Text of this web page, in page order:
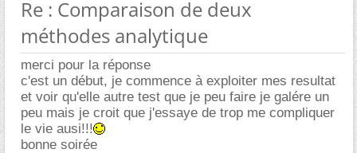
Re : Comparaison de deux
méthodes analytique
merci pour la réponse
c'est un début, je commence à exploiter mes resultat
et voir qu'elle autre test que je peu faire je galére un
peu mais je croit que j'essaye de trop me compliquer
le vie ausi!!!
bonne soirée